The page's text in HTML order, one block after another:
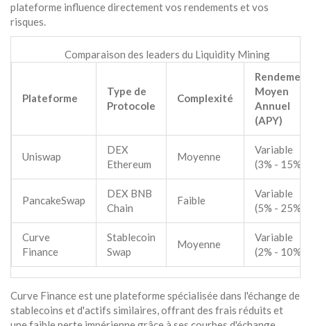
plateforme influence directement vos rendements et vos
risques.
Comparaison des leaders du Liquidity Mining
Plateforme
Type de
Protocole
Complexité
Rendement
Moyen
Annuel
(APY)
Uniswap
DEX
Ethereum
Moyenne
Variable
(3% - 15%)
PancakeSwap
DEX BNB
Chain
Faible
Variable
(5% - 25%)
Curve
Finance
Stablecoin
Swap
Moyenne
Variable
(2% - 10%)
Curve Financeestune plateforme spécialisée dans l'échange de
stablecoins et d'actifs similaires, offrant des frais réduits et